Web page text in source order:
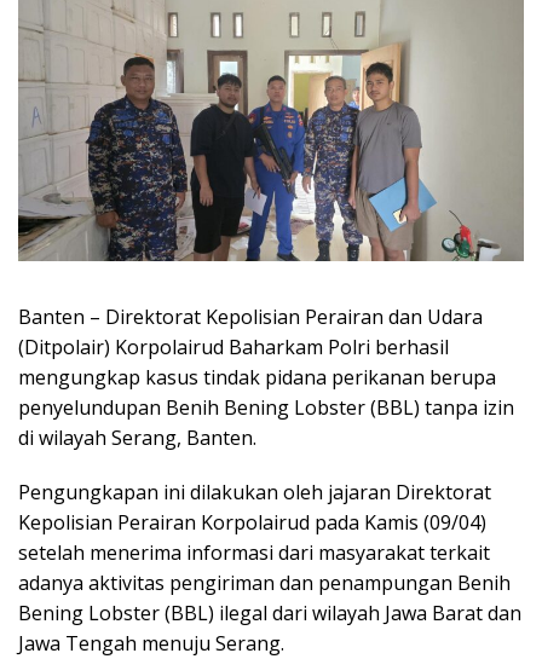
Banten – Direktorat Kepolisian Perairan dan Udara
(Ditpolair) Korpolairud Baharkam Polri berhasil
mengungkap kasus tindak pidana perikanan berupa
penyelundupan Benih Bening Lobster (BBL) tanpa izin
di wilayah Serang, Banten.
Pengungkapan ini dilakukan oleh jajaran Direktorat
Kepolisian Perairan Korpolairud pada Kamis (09/04)
setelah menerima informasi dari masyarakat terkait
adanya aktivitas pengiriman dan penampungan Benih
Bening Lobster (BBL) ilegal dari wilayah Jawa Barat dan
Jawa Tengah menuju Serang.